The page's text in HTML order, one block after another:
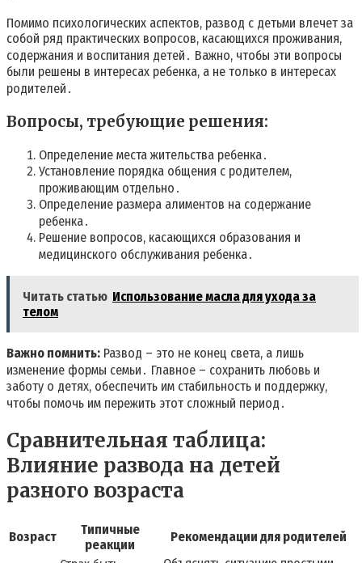
Помимо психологических аспектов, развод с детьми влечет за
собой ряд практических вопросов, касающихся проживания,
содержания и воспитания детей․ Важно, чтобы эти вопросы
были решены в интересах ребенка, а не только в интересах
родителей․
Вопросы, требующие решения:
Определение места жительства ребенка․
Установление порядка общения с родителем,
проживающим отдельно․
Определение размера алиментов на содержание
ребенка․
Решение вопросов, касающихся образования и
медицинского обслуживания ребенка․
Читать статью Использование масла для ухода за
телом
Важно помнить: Развод – это не конец света, а лишь
изменение формы семьи․ Главное – сохранить любовь и
заботу о детях, обеспечить им стабильность и поддержку,
чтобы помочь им пережить этот сложный период․
Сравнительная таблица:
Влияние развода на детей
разного возраста
Возраст
Типичные
реакции
Рекомендации для родителей